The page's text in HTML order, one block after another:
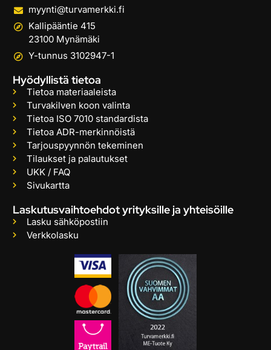
myynti@turvamerkki.fi
Kallipääntie 415
23100 Mynämäki
Y-tunnus 3102947-1
Hyödyllistä tietoa
Tietoa materiaaleista
Turvakilven koon valinta
Tietoa ISO 7010 standardista
Tietoa ADR-merkinnöistä
Tarjouspyynnön tekeminen
Tilaukset ja palautukset
UKK / FAQ
Sivukartta
Laskutusvaihtoehdot yrityksille ja yhteisöille
Lasku sähköpostiin
Verkkolasku